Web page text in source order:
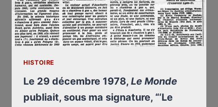
PROBLEMA
DELLE
CAMERE
A
‘LA
DI
HISTOIRE
Le 29 décembre 1978, Le Monde
publiait, sous ma signature, “‘Le